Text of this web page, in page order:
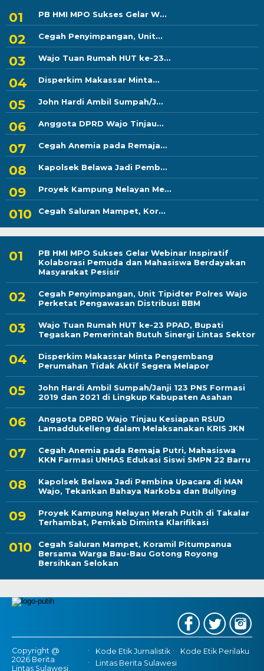
PB HMI MPO Sukses Gelar W...
Cegah Penyimpangan, Unit...
Wajo Tuan Rumah HUT ke-23...
Disperkim Makassar Minta...
John Hardi Ambil Sumpah/J...
Anggota DPRD Wajo Tinjau...
Cegah Anemia pada Remaja...
Kapolsek Belawa Jadi Pemb...
Proyek Kampung Nelayan Me...
Cegah Saluran Mampet, Kor...
PB HMI MPO Sukses Gelar Webinar Inspiratif
Kolaborasi Pemuda dan Mahasiswa Berdayakan
Masyarakat Pesisir
Cegah Penyimpangan, Unit Tipidter Polres Wajo
Perketat Pengawasan Distribusi BBM
Wajo Tuan Rumah HUT ke-23 PPAD, Bupati
Tegaskan Pemerintah Butuh Sinergi Lintas Sektor
Disperkim Makassar Minta Pengembang
Perumahan Tidak Aktif Segera Melapor
John Hardi Ambil Sumpah/Janji 123 PNS Formasi
2019 dan 2021 di Lingkup Kabupaten Asahan
Anggota DPRD Wajo Tinjau Kesiapan RSUD
Lamaddukelleng dalam Melaksanakan KRIS JKN
Cegah Anemia pada Remaja Putri, Mahasiswa
KKN Farmasi UNHAS Edukasi Siswi SMPN 22 Barru
Kapolsek Belawa Jadi Pembina Upacara di MAN
Wajo, Tekankan Bahaya Narkoba dan Bullying
Proyek Kampung Nelayan Merah Putih di Takalar
Terhambat, Pemkab Diminta Klarifikasi
Cegah Saluran Mampet, Koramil Pitumpanua
Bersama Warga Bau-Bau Gotong Royong
Bersihkan Selokan
Copyright @
2026 Berita
Lintas Sulawesi,
Kode Etik Jurnalistik
Kode Etik Perilaku
Lintas Berita Sulawesi